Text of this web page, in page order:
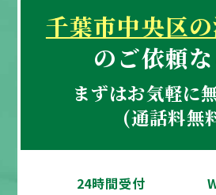
千葉市中央区
のご依頼な
まずはお気軽に
(通話料無
24時間受付